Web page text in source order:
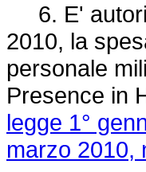
6. E'
2010, la
personale
Presence in
legge 1°
marzo 2010,